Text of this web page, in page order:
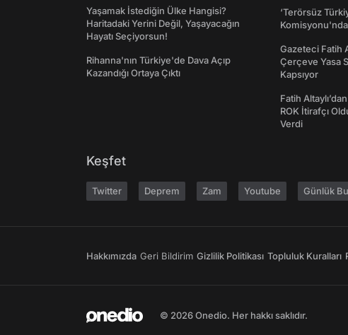
Yaşamak İstediğin Ülke Hangisi?
Haritadaki Yerini Değil, Yaşayacağın
Hayatı Seçiyorsun!
Rihanna'nın Türkiye'de Dava Açıp
Kazandığı Ortaya Çıktı
‘Terörsüz
Gazeteci Fatih
Çerçeve Yasa
Kapsıyor
Fatih
ROK İtirafçı
Verdi
Keşfet
Twitter Deprem Zam Youtube Günlük
Hakkımızda Geri Bildirim Gizlilik Politikası Topluluk Kuralları
© 2026 Onedio. Her hakkı saklıdır.